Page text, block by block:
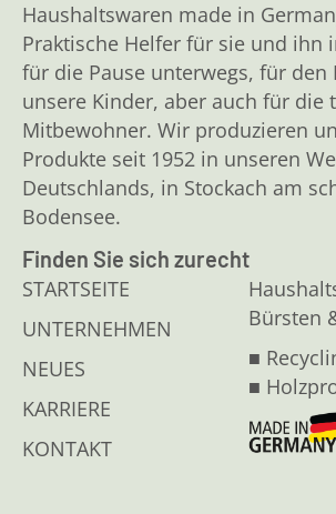
Haushaltswaren made in
Praktische Helfer für sie und ihn
für die Pause unterwegs, für den
unsere Kinder, aber auch für die
Mitbewohner. Wir produzieren
Produkte seit 1952 in unseren
Deutschlands, in Stockach am
Bodensee.
Finden Sie sich zurecht
STARTSEITE
UNTERNEHMEN
NEUES
KARRIERE
KONTAKT
Bürsten
■
■